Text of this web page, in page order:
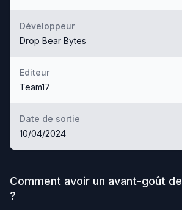
Développeur
Drop Bear Bytes
Editeur
Team17
Date de sortie
10/04/2024
Comment avoir un avant-goût de
?